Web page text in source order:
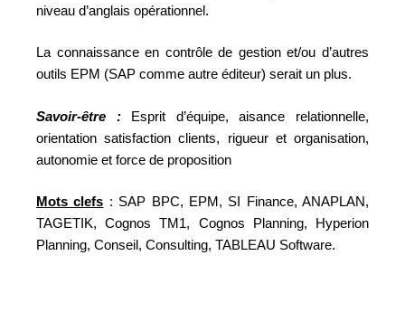
niveau d’anglais opérationnel.
La connaissance en contrôle de gestion et/ou d’autres
outils EPM (SAP comme autre éditeur) serait un plus.
Savoir-être : Esprit d’équipe, aisance relationnelle,
orientation satisfaction clients, rigueur et organisation,
autonomie et force de proposition
Mots clefs : SAP BPC, EPM, SI Finance, ANAPLAN,
TAGETIK, Cognos TM1, Cognos Planning, Hyperion
Planning, Conseil, Consulting, TABLEAU Software.